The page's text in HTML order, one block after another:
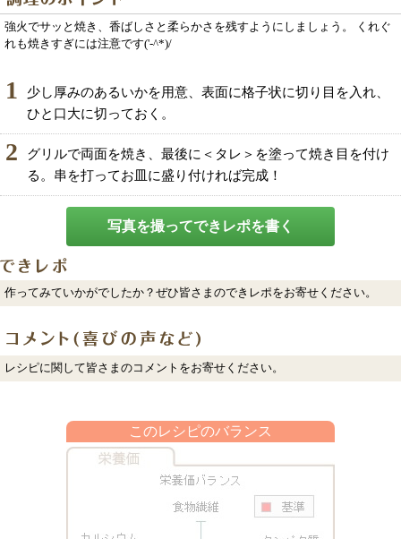
強火でサッと焼き、香ばしさと柔らかさを残すようにしましょう。 くれぐ
れも焼きすぎには注意です('-^*)/
1
少し厚みのあるいかを用意、表面に格子状に切り目を入れ、
ひと口大に切っておく。
2
グリルで両面を焼き、最後に＜タレ＞を塗って焼き目を付け
る。串を打ってお皿に盛り付ければ完成！
写真を撮ってできレポを書く
作ってみていかがでしたか？ぜひ皆さまのできレポをお寄せください。
レシピに関して皆さまのコメントをお寄せください。
このレシピのバランス